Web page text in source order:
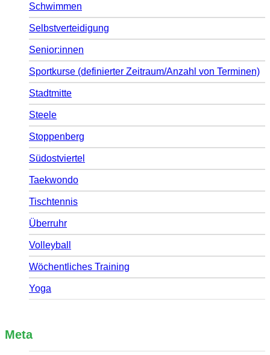
Schwimmen
Selbstverteidigung
Senior:innen
Sportkurse (definierter Zeitraum/Anzahl von Terminen)
Stadtmitte
Steele
Stoppenberg
Südostviertel
Taekwondo
Tischtennis
Überruhr
Volleyball
Wöchentliches Training
Yoga
Meta